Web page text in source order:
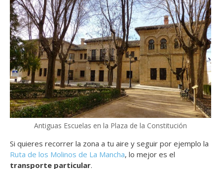
Antiguas Escuelas en la Plaza de la Constitución
Si quieres recorrer la zona a tu aire y seguir por ejemplo la
Ruta de los Molinos de La Mancha, lo mejor es el
transporte particular.